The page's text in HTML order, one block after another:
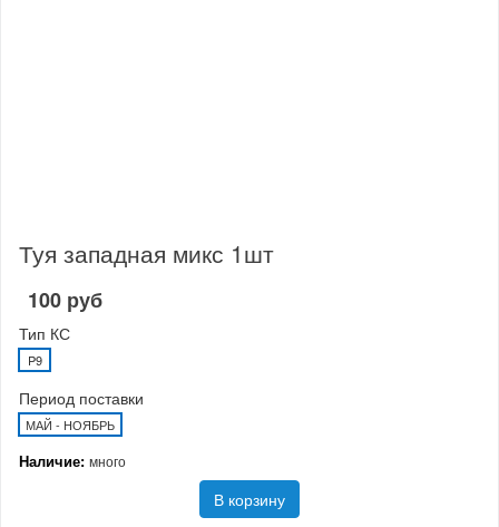
Туя западная микс 1шт
100 руб
Тип КС
P9
Период поставки
МАЙ - НОЯБРЬ
Наличие: много
В корзину